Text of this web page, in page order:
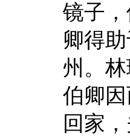
镜子
卿得
州。
伯卿
回家，